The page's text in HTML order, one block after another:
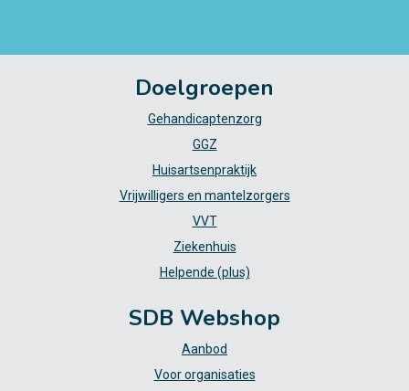
Doelgroepen
Gehandicaptenzorg
GGZ
Huisartsenpraktijk
Vrijwilligers en mantelzorgers
VVT
Ziekenhuis
Helpende (plus)
SDB Webshop
Aanbod
Voor organisaties